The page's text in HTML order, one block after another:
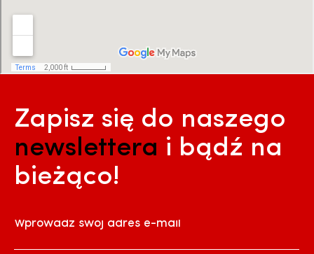
Zapisz się do naszego
newslettera i bądź na
bieżąco!
Wprowadź swój adres e-mail